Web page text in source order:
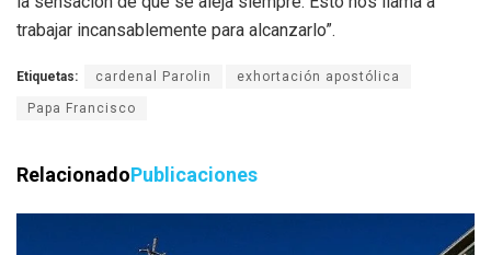
trabajar incansablemente para alcanzarlo”.
Etiquetas: cardenal Parolin exhortación apostólica
Papa Francisco
RelacionadoPublicaciones